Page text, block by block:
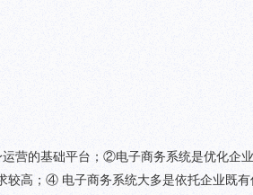
营的基础平台；②电子商务系统是优化企
高；④ 电子商务系统大多是依托企业既有